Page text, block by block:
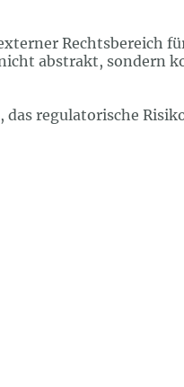
Rechtsbereich
abstrakt, sondern
regulatorische